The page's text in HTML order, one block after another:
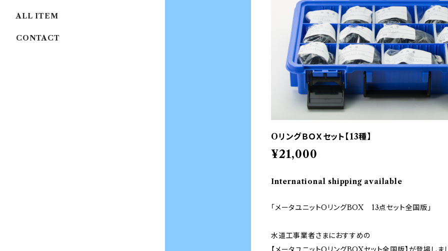
OリングＢＯＸセット【13種】
¥21,000
International shipping available
「メータユニットOリングBOX 13点セット全国版」
水道工事業者さまにおすすめの
ALL ITEM
CONTACT